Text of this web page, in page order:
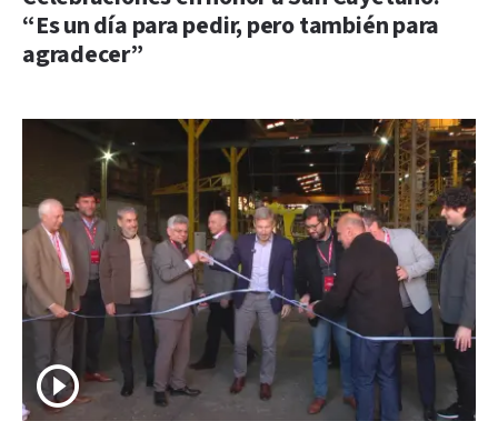
“Es un día para pedir, pero también para
agradecer”